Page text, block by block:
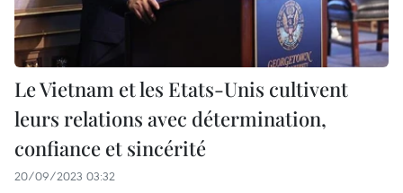
Le Vietnam et les Etats-Unis cultivent
leurs relations avec détermination,
confiance et sincérité
20/09/2023 03:32